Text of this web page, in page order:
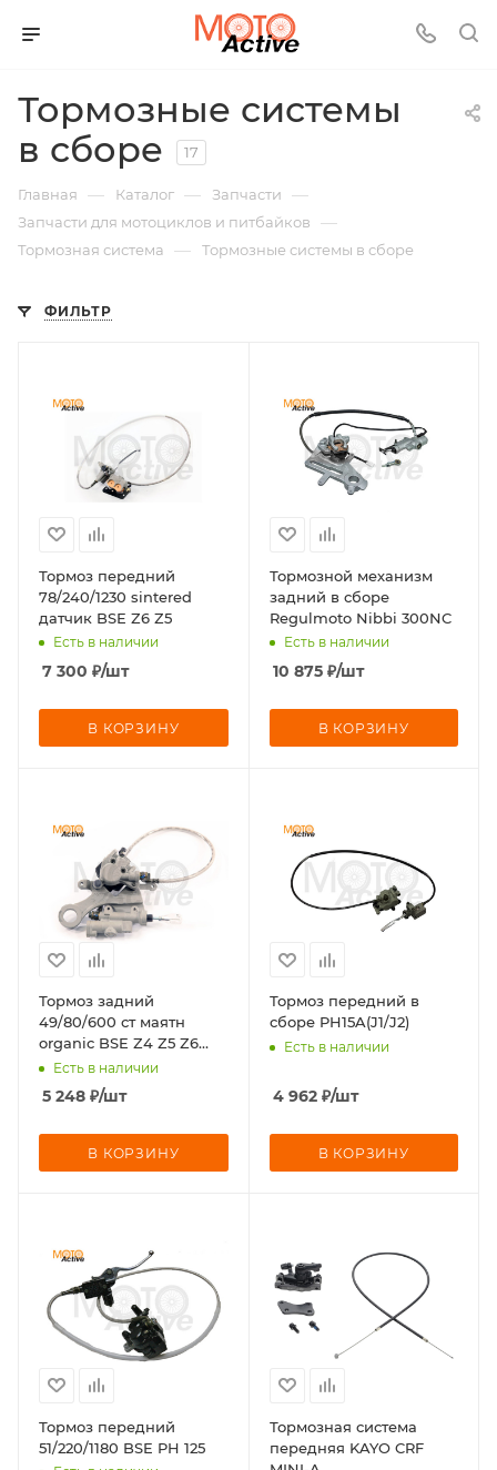
Тормозные системы
в сборе
17
Главная — Каталог — Запчасти —
Запчасти для мотоциклов и питбайков —
Тормозная система — Тормозные системы в сборе
ФИЛЬТР
Тормоз передний
78/240/1230 sintered
датчик BSE Z6 Z5
Есть в наличии
7 300 ₽/шт
В КОРЗИНУ
Тормозной механизм
задний в сборе
Regulmoto Nibbi 300NC
Есть в наличии
10 875₽/шт
В КОРЗИНУ
Тормоз задний
49/80/600 ст маятн
organic BSE Z4 Z5 Z6
Z6YЕсть в наличии
5 248 ₽/шт
В КОРЗИНУ
Тормоз передний в
сборе PH15A(J1/J2)
Есть в наличии
4 962₽/шт
В КОРЗИНУ
Тормоз передний
51/220/1180 BSE PH 125
Тормозная система
передняя KAYO CRF